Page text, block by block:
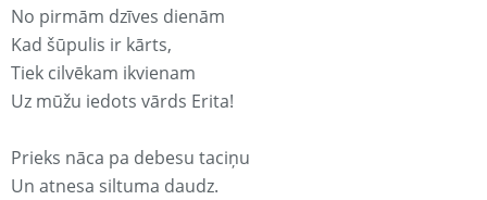
No pirmām dzīves dienām
Kad šūpulis ir kārts,
Tiek cilvēkam ikvienam
Uz mūžu iedots vārds Erita!
Prieks nāca pa debesu taciņu
Un atnesa siltuma daudz.